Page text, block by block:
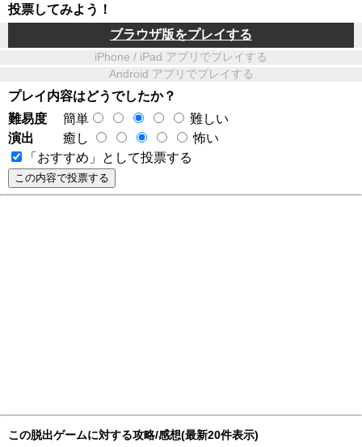
投票してみよう！
ブラウザ版をプレイする
iPhone / iPad アプリでプレイする
Android アプリでプレイする
プレイ内容はどうでしたか？
難易度
簡単
難しい
演出
癒し
怖い
「おすすめ」として投票する
この脱出ゲームに対する攻略/感想(最新20件表示)